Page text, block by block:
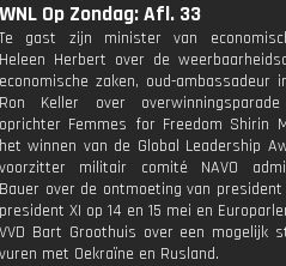
WNL Op Zondag: Afl. 33
Te gast zijn minister van
Heleen Herbert over de
economische zaken, oud-ambassadeur
Ron Keller over overwinningsparade
oprichter Femmes for Freedom Shirin
het winnen van de Global Leadership
voorzitter militair comité NAVO
Bauer over de ontmoeting van president
president XI op 14 en 15 mei en
VVD Bart Groothuis over een mogelijk
vuren met Oekraïne en Rusland.